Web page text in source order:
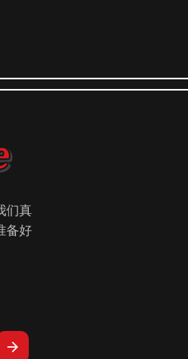
们真
备好
arrow_forward